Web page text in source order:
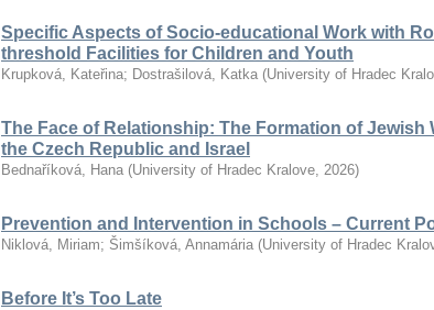
Specific Aspects of Socio-educational Work with
threshold Facilities for Children and Youth
Krupková, Kateřina; Dostrašilová, Katka (University of Hradec
The Face of Relationship: The Formation of Jewish
the Czech Republic and Israel
Bednaříková, Hana (University of Hradec Kralove, 2026)
Prevention and Intervention in Schools – Current
Niklová, Miriam; Šimšíková, Annamária (University of Hradec
Before It’s Too Late